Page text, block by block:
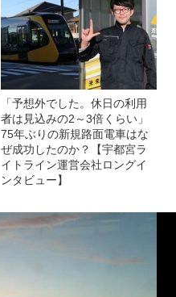
「予想外でした。休日の利用
者は見込みの2～3倍くらい」
75年ぶりの新規路面電車はな
ぜ成功したのか？【宇都宮ラ
イトライン運営会社ロングイ
ンタビュー】